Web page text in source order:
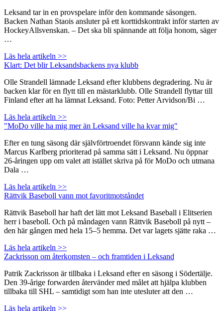
Leksand tar in en provspelare inför den kommande säsongen.
Backen Nathan Staois ansluter på ett korttidskontrakt inför starten av
HockeyAllsvenskan. – Det ska bli spännande att följa honom, säger
…
Läs hela artikeln >>
Klart: Det blir Leksandsbackens nya klubb
Olle Strandell lämnade Leksand efter klubbens degradering. Nu är
backen klar för en flytt till en mästarklubb. Olle Strandell flyttar till
Finland efter att ha lämnat Leksand. Foto: Petter Arvidson/Bi …
Läs hela artikeln >>
"MoDo ville ha mig mer än Leksand ville ha kvar mig"
Efter en tung säsong där självförtroendet försvann kände sig inte
Marcus Karlberg prioriterad på samma sätt i Leksand. Nu öppnar
26-åringen upp om valet att istället skriva på för MoDo och utmana
Dala …
Läs hela artikeln >>
Rättvik Baseboll vann mot favoritmotståndet
Rättvik Baseboll har haft det lätt mot Leksand Baseball i Elitserien
herr i baseboll. Och på måndagen vann Rättvik Baseboll på nytt –
den här gången med hela 15–5 hemma. Det var lagets sjätte raka …
Läs hela artikeln >>
Zackrisson om återkomsten – och framtiden i Leksand
Patrik Zackrisson är tillbaka i Leksand efter en säsong i Södertälje.
Den 39-årige forwarden återvänder med målet att hjälpa klubben
tillbaka till SHL – samtidigt som han inte utesluter att den …
Läs hela artikeln >>